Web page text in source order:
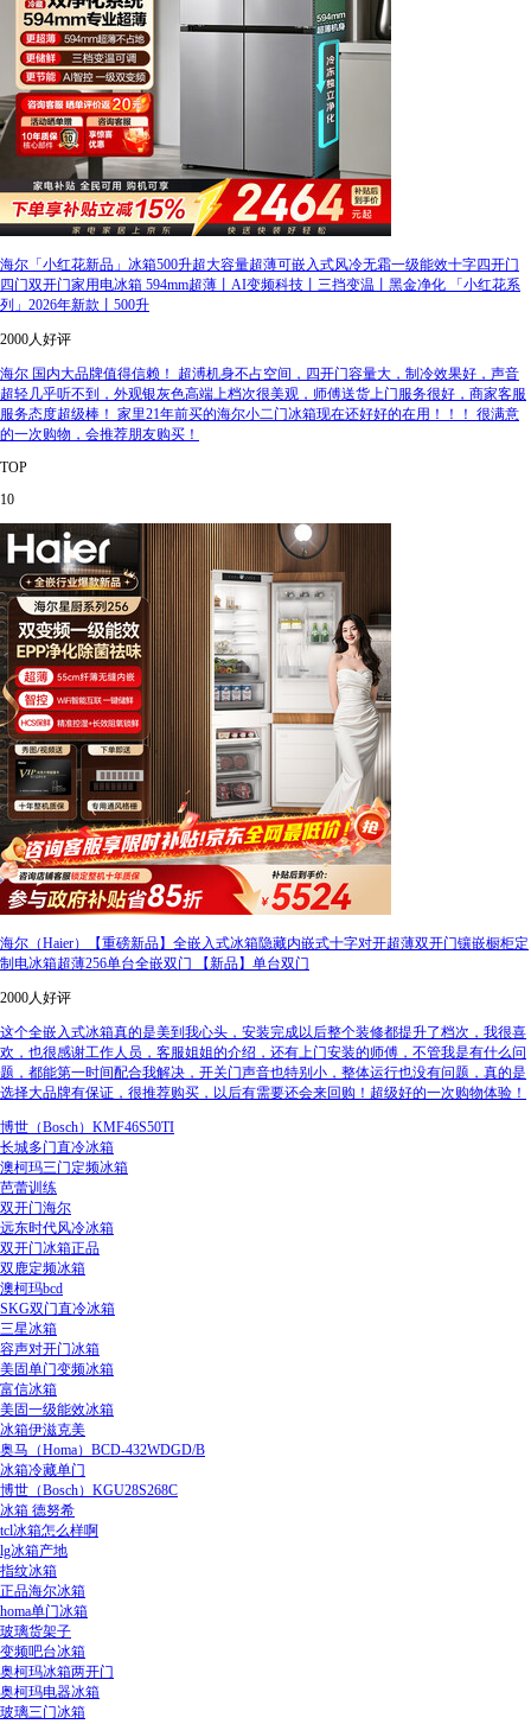
海尔「小红花新品」冰箱500升超大容量超薄可嵌入式风冷无霜一级能效十字四开门
四门双开门家用电冰箱 594mm超薄丨AI变频科技丨三挡变温丨黑金净化 「小红花系
列」2026年新款丨500升
2000人好评
海尔 国内大品牌值得信赖！ 超溥机身不占空间，四开门容量大，制冷效果好，声音
超轻几乎听不到，外观银灰色高端上档次很美观，师傅送货上门服务很好，商家客服
服务态度超级棒！ 家里21年前买的海尔小二门冰箱现在还好好的在用！！！ 很满意
的一次购物，会推荐朋友购买！
TOP
10
海尔（Haier）【重磅新品】全嵌入式冰箱隐藏内嵌式十字对开超薄双开门镶嵌橱柜定
制电冰箱超薄256单台全嵌双门 【新品】单台双门
2000人好评
这个全嵌入式冰箱真的是美到我心头，安装完成以后整个装修都提升了档次，我很喜
欢，也很感谢工作人员，客服姐姐的介绍，还有上门安装的师傅，不管我是有什么问
题，都能第一时间配合我解决，开关门声音也特别小，整体运行也没有问题，真的是
选择大品牌有保证，很推荐购买，以后有需要还会来回购！超级好的一次购物体验！
博世（Bosch）KMF46S50TI
长城多门直冷冰箱
澳柯玛三门定频冰箱
芭蕾训练
双开门海尔
远东时代风冷冰箱
双开门冰箱正品
双鹿定频冰箱
澳柯玛bcd
SKG双门直冷冰箱
三星冰箱
容声对开门冰箱
美固单门变频冰箱
富信冰箱
美固一级能效冰箱
冰箱伊滋克美
奥马（Homa）BCD-432WDGD/B
冰箱冷藏单门
博世（Bosch）KGU28S268C
冰箱 德努希
tcl冰箱怎么样啊
lg冰箱产地
指纹冰箱
正品海尔冰箱
homa单门冰箱
玻璃货架子
变频吧台冰箱
奥柯玛冰箱两开门
奥柯玛电器冰箱
玻璃三门冰箱